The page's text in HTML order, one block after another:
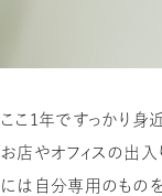
ここ1年ですっかり身
お店やオフィスの出
には自分専用のもの